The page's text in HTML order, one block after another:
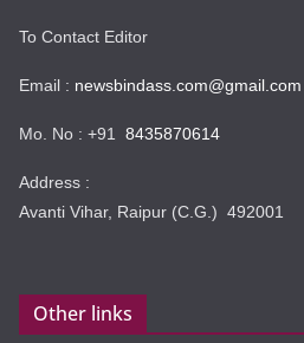
To Contact Editor
Email : newsbindass.com@gmail.com
Mo. No : +91 8435870614
Address :
Avanti Vihar, Raipur (C.G.) 492001
Other links